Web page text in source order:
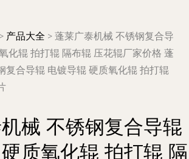
> 产品大全 > 蓬莱广泰机械 不锈钢复合导
化辊 拍打辊 隔布辊 压花辊厂家价格 蓬
复合导辊 电镀导辊 硬质氧化辊 拍打辊
械 不锈钢复合导辊
质氧化辊 拍打辊 隔